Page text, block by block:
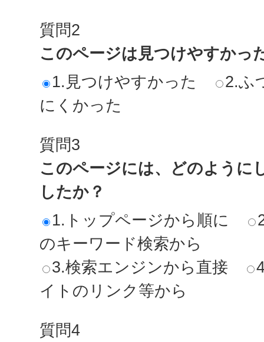
質問2
このページは見つけやすかっ
1.見つけやすかった
2.ふ
にくかった
質問3
このページには、どのように
したか？
1.トップページから順に
のキーワード検索から
3.検索エンジンから直接
イトのリンク等から
質問4